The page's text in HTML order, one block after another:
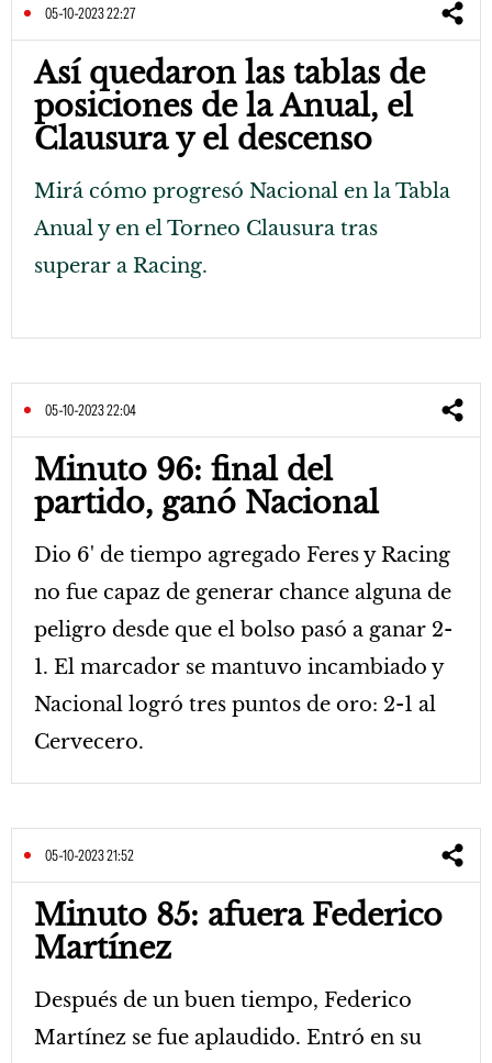
05-10-2023 22:27
Así quedaron las tablas de
posiciones de la Anual, el
Clausura y el descenso
Mirá cómo progresó Nacional en la Tabla
Anual y en el Torneo Clausura tras
superar a Racing.
05-10-2023 22:04
Minuto 96: final del
partido, ganó Nacional
Dio 6' de tiempo agregado Feres y Racing
no fue capaz de generar chance alguna de
peligro desde que el bolso pasó a ganar 2-
1. El marcador se mantuvo incambiado y
Nacional logró tres puntos de oro: 2-1 al
Cervecero.
05-10-2023 21:52
Minuto 85: afuera Federico
Martínez
Después de un buen tiempo, Federico
Martínez se fue aplaudido. Entró en su